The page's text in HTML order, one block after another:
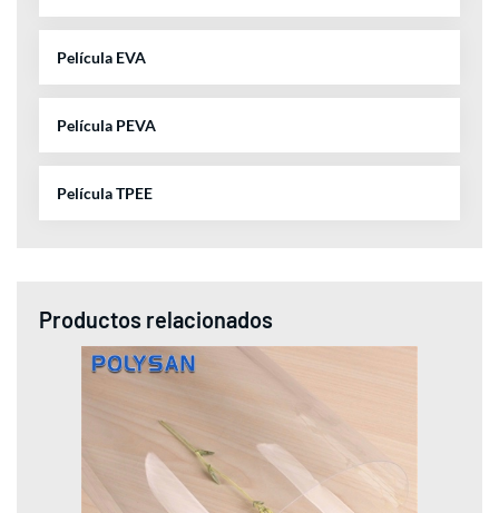
Película EVA
Película PEVA
Película TPEE
Productos relacionados